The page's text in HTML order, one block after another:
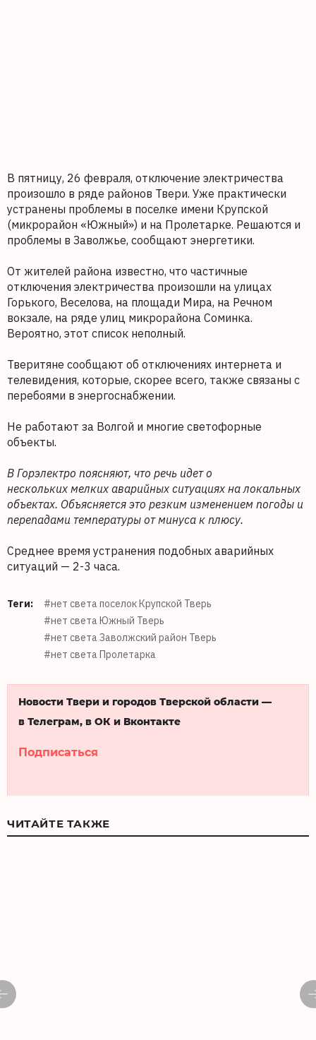
В пятницу, 26 февраля, отключение электричества
произошло в ряде районов Твери. Уже практически
устранены проблемы в поселке имени Крупской
(микрорайон «Южный») и на Пролетарке. Решаются и
проблемы в Заволжье, сообщают энергетики.
От жителей района известно, что частичные
отключения электричества произошли на улицах
Горького, Веселова, на площади Мира, на Речном
вокзале, на ряде улиц микрорайона Соминка.
Вероятно, этот список неполный.
Тверитяне сообщают об отключениях интернета и
телевидения, которые, скорее всего, также связаны с
перебоями в энергоснабжении.
Не работают за Волгой и многие светофорные
объекты.
В Горэлектро поясняют, что речь идет о
нескольких мелких аварийных ситуациях на локальных
объектах. Объясняется это резким изменением погоды и
перепадами температуры от минуса к плюсу.
Среднее время устранения подобных аварийных
ситуаций — 2-3 часа.
Теги:
#нет света поселок Крупской Тверь
#нет света Южный Тверь
#нет света Заволжский район Тверь
#нет света Пролетарка
Новости Твери и городов Тверской области —
в Телеграм, в ОК и Вконтакте
Подписаться
ЧИТАЙТЕ ТАКЖЕ